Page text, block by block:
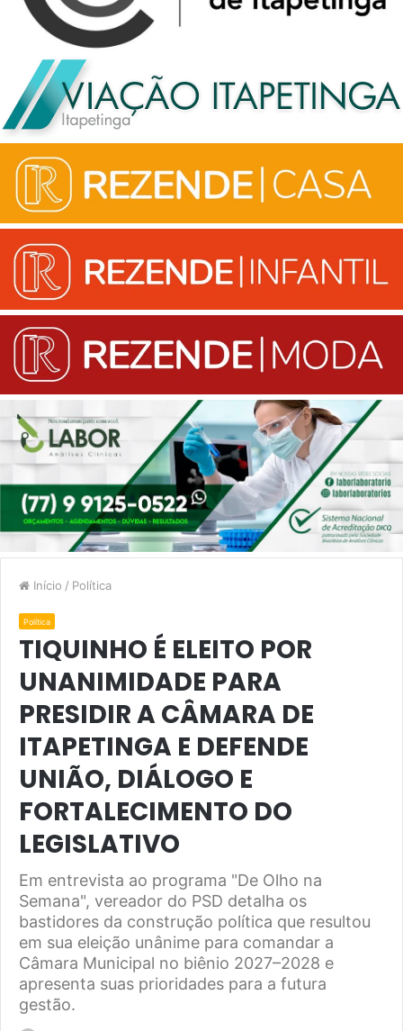
Início / Política
Política
TIQUINHO É ELEITO POR
UNANIMIDADE PARA
PRESIDIR A CÂMARA DE
ITAPETINGA E DEFENDE
UNIÃO, DIÁLOGO E
FORTALECIMENTO DO
LEGISLATIVO
Em entrevista ao programa "De Olho na
Semana", vereador do PSD detalha os
bastidores da construção política que resultou
em sua eleição unânime para comandar a
Câmara Municipal no biênio 2027–2028 e
apresenta suas prioridades para a futura
gestão.